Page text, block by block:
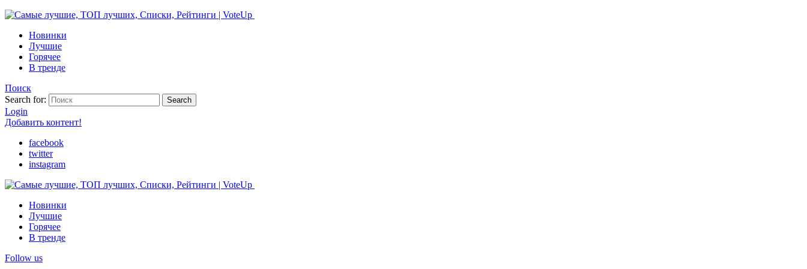
Новинки
Лучшие
Горячее
В тренде
Поиск
Search for:
Search
Login
Добавить контент!
facebook
twitter
instagram
Новинки
Лучшие
Горячее
В тренде
Follow us